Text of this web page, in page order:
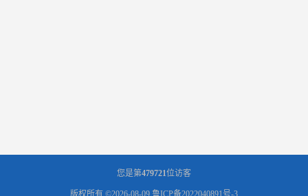
您是第479721位访客
版权所有 ©2026-08-09 鲁ICP备2022040891号-3